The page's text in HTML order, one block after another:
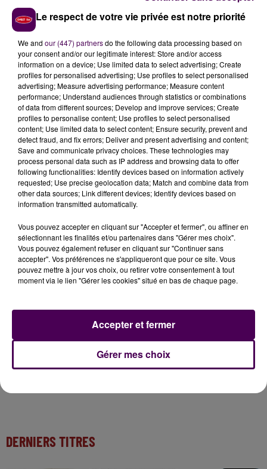
À LA UNE
Gagnez vos pass pour le V and B Fest' 2026 !
11 juillet 2026
Inscrivez-vous au casting The Voice & The Voice
Gagnez vos entrées pour Papéa Parc !
DERNIERS TITRES
Le respect de votre vie privée est notre priorité
We and our (447) partnersdo the following data processing based on
your consent and/or our legitimate interest: Store and/or access
information on a device; Use limited data to select advertising; Create
profiles for personalised advertising; Use profiles to select personalised
advertising; Measure advertising performance; Measure content
performance; Understand audiences through statistics or combinations
of data from different sources; Develop and improve services; Create
profiles to personalise content; Use profiles to select personalised
content; Use limited data to select content; Ensure security, prevent and
detect fraud, and fix errors; Deliver and present advertising and content;
Save and communicate privacy choices. These technologies may
process personal data such as IP address and browsing data to offer
following functionalities: Identify devices based on information actively
requested; Use precise geolocation data; Match and combine data from
other data sources; Link different devices; Identify devices based on
information transmitted automatically.
Vous pouvez accepter en cliquant sur "Accepter et fermer", ou affiner en
sélectionnant les finalités et/ou partenaires dans "Gérer mes choix".
Vous pouvez également refuser en cliquant sur "Continuer sans
accepter". Vos préférences ne s'appliqueront que pour ce site. Vous
pouvez mettre à jour vos choix, ou retirer votre consentement à tout
moment via le lien "Gérer les cookies" situé en bas de chaque page.
Gérer mes choix
Accepter et fermer